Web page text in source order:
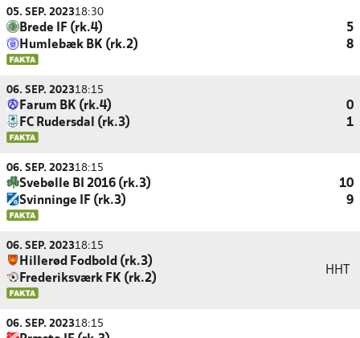
05. SEP. 202318:30
Brede IF (rk.4)
5
Humlebæk BK (rk.2)
8
06. SEP. 202318:15
Farum BK (rk.4)
0
FC Rudersdal (rk.3)
1
06. SEP. 202318:15
Svebølle BI 2016 (rk.3)
10
Svinninge IF (rk.3)
9
06. SEP. 202318:15
Hillerød Fodbold (rk.3)
Frederiksværk FK (rk.2)
HHT
06. SEP. 202318:15